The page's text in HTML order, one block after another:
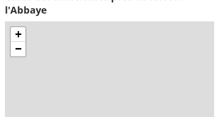
l'Abbaye
+
−